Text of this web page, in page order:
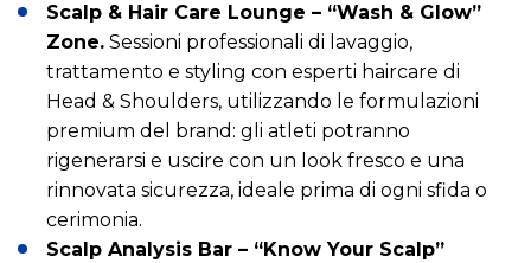
Scalp & Hair Care Lounge – “Wash & Glow”
Zone. Sessioni professionali di lavaggio,
trattamento e styling con esperti haircare di
Head & Shoulders, utilizzando le formulazioni
premium del brand: gli atleti potranno
rigenerarsi e uscire con un look fresco e una
rinnovata sicurezza, ideale prima di ogni sfida o
cerimonia.
Scalp Analysis Bar – “Know Your Scalp”